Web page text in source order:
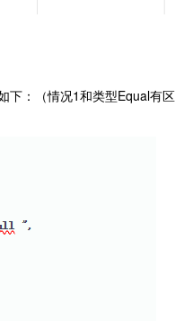
下：（情况1和类型Equal有区